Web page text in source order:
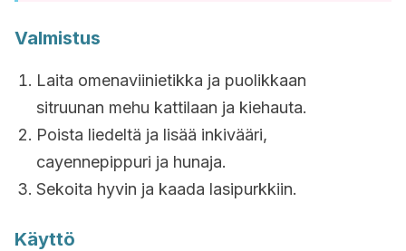
Valmistus
Laita omenaviinietikka ja puolikkaan
sitruunan mehu kattilaan ja kiehauta.
Poista liedeltä ja lisää inkivääri,
cayennepippuri ja hunaja.
Sekoita hyvin ja kaada lasipurkkiin.
Käyttö